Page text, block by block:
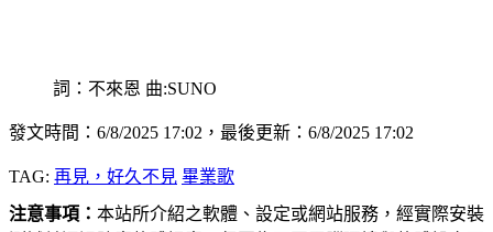
詞：不來恩 曲:SUNO
發文時間：6/8/2025 17:02，最後更新：6/8/2025 17:02
TAG: 再見，好久不見 畢業歌
注意事項： 本站所介紹之軟體、設定或網站服務，經實際安裝